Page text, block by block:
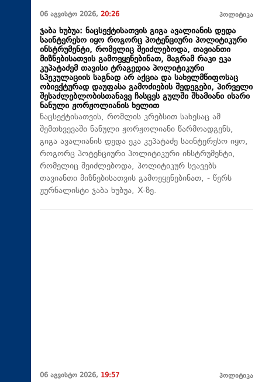
06 აგვისტო 2026, 20:26 პოლიტიკა
ჯაბა ხუბუა: ნაცსექტისათვის გიგა ავალიანის დედა
საინტერესო იყო როგორც პოტენციური პოლიტიკური
ინსტრუმენტი, რომელიც შეიძლებოდა, თავიანთი
მიზნებისათვის გამოეყენებინათ, მაგრამ რაკი ეკა
კუპატაძემ თავისი ტრაგედია პოლიტიკური
სპეკულაციის საგნად არ აქცია და სახელმწიფოსაც
ობიექტურად დაუფასა გამოძიების შედეგები, პირველი
შესაძლებლობისთანავე ჩასცეს გულში შხამიანი ისარი
ნანული ჟორჟოლიანის ხელით
ნაცსექტისათვის, რომლის კრებსით სახესაც ამ
შემთხვევაში ნანული ჟორჟოლიანი წარმოადგენს,
გიგა ავალიანის დედა ეკა კუპატაძე საინტერესო იყო,
როგორც პოტენციური პოლიტიკური ინსტრუმენტი,
რომელიც შეიძლებოდა, პოლიტიკურ სვავებს
თავიანთი მიზნებისათვის გამოეყენებინათ, - წერს
ჟურნალისტი ჯაბა ხუბუა, X-ზე.
06 აგვისტო 2026, 19:57 პოლიტიკა